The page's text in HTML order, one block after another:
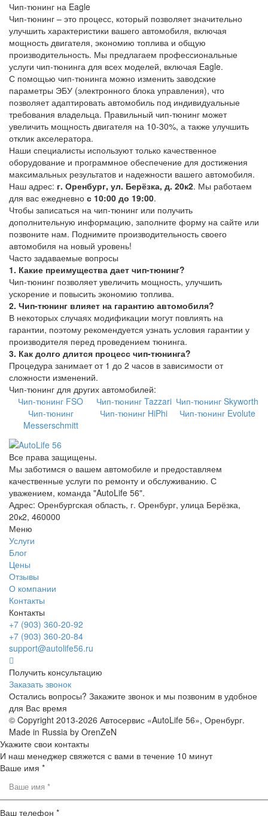
Чип-тюнинг на Eagle
Чип-тюнинг – это процесс, который позволяет значительно
улучшить характеристики вашего автомобиля, включая
мощность двигателя, экономию топлива и общую
производительность. Мы предлагаем профессиональные
услуги чип-тюнинга для всех моделей, включая Eagle.
С помощью чип-тюнинга можно изменить заводские
параметры ЭБУ (электронного блока управления), что
позволяет адаптировать автомобиль под индивидуальные
требования владельца. Правильный чип-тюнинг может
увеличить мощность двигателя на 10-30%, а также улучшить
отклик акселератора.
Наши специалисты используют только качественное
оборудование и программное обеспечение для достижения
максимальных результатов и надежности вашего автомобиля.
Наш адрес: г. Оренбург, ул. Берёзка, д. 20к2. Мы работаем
для вас ежедневно с 10:00 до 19:00.
Чтобы записаться на чип-тюнинг или получить
дополнительную информацию, заполните форму на сайте или
позвоните нам. Поднимите производительность своего
автомобиля на новый уровень!
Часто задаваемые вопросы
1. Какие преимущества дает чип-тюнинг?
Чип-тюнинг позволяет увеличить мощность, улучшить
ускорение и повысить экономию топлива.
2. Чип-тюнинг влияет на гарантию автомобиля?
В некоторых случаях модификации могут повлиять на
гарантии, поэтому рекомендуется узнать условия гарантии у
производителя перед проведением тюнинга.
3. Как долго длится процесс чип-тюнинга?
Процедура занимает от 1 до 2 часов в зависимости от
сложности изменений.
Чип-тюнинг для других автомобилей:
Чип-тюнинг FSO
Чип-тюнинг Tazzari Чип-тюнинг Skyworth
Чип-тюнинг
Messerschmitt
Чип-тюнинг HiPhi Чип-тюнинг Evolute
Все права защищены.
Мы заботимся о вашем автомобиле и предоставляем
качественные услуги по ремонту и обслуживанию. С
уважением, команда "AutoLife 56".
Адрес: Оренбургская область, г. Оренбург, улица Берёзка,
20к2, 460000
Меню
Услуги
Блог
Цены
Отзывы
О компании
Контакты
Контакты
+7 (903) 360-20-92
+7 (903) 360-20-84
support@autolife56.ru
Получить консультацию
Заказать звонок
Остались вопросы? Закажите звонок и мы позвоним в удобное
для Вас время
© Copyright 2013-2026 Автосервис «AutoLife 56», Оренбург.
Made in Russia by OrenZeN
Укажите свои контакты
И наш менеджер свяжется с вами в течение 10 минут
Ваше имя *
Ваш телефон *